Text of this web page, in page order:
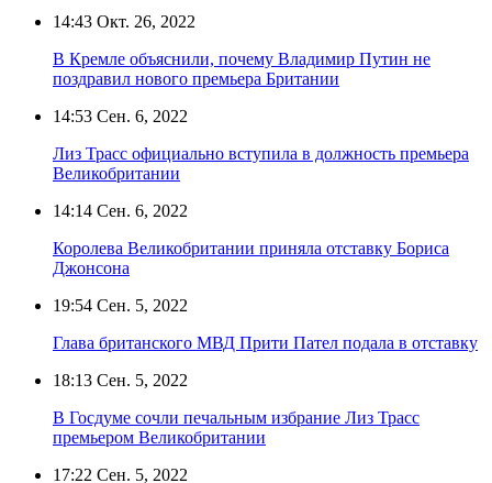
14:43 Окт. 26, 2022
В Кремле объяснили, почему Владимир Путин не
поздравил нового премьера Британии
14:53 Сен. 6, 2022
Лиз Трасс официально вступила в должность премьера
Великобритании
14:14 Сен. 6, 2022
Королева Великобритании приняла отставку Бориса
Джонсона
19:54 Сен. 5, 2022
Глава британского МВД Прити Пател подала в отставку
18:13 Сен. 5, 2022
В Госдуме сочли печальным избрание Лиз Трасс
премьером Великобритании
17:22 Сен. 5, 2022